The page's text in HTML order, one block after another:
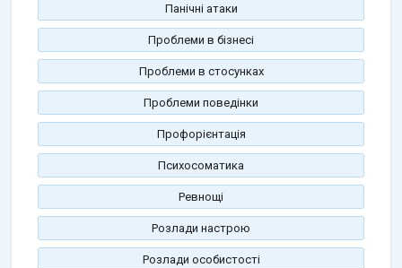
Панічні атаки
Проблеми в бізнесі
Проблеми в стосунках
Проблеми поведінки
Профорієнтація
Психосоматика
Ревнощі
Розлади настрою
Розлади особистості